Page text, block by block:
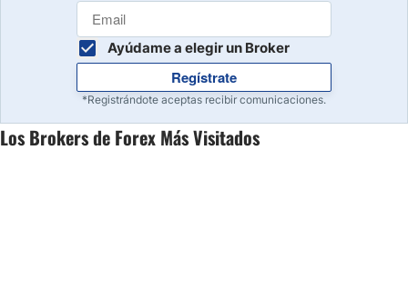
Ayúdame a elegir un Broker
Regístrate
*Registrándote aceptas recibir comunicaciones.
Los Brokers de Forex Más Visitados